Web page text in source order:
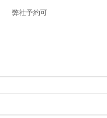
弊社予約可